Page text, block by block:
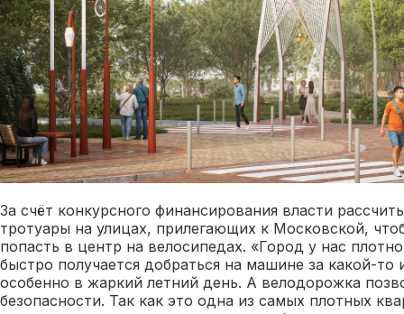
За счёт конкурсного финансирования власти
тротуары на улицах, прилегающих к Московской,
попасть в центр на велосипедах. «Город у нас
быстро получается добраться на машине за какой-то
особенно в жаркий летний день. А велодорожка
безопасности. Так как это одна из самых плотных